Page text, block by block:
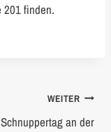
201 finden.
WEITER
Schnuppertag an der